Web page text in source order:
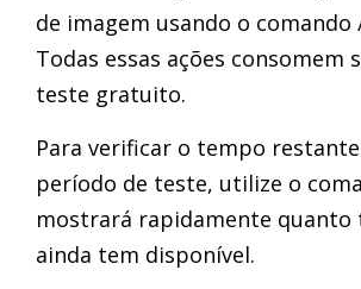
de imagem usando o comando
Todas essas ações consomem
teste gratuito.
Para verificar o tempo restante
período de teste, utilize o
mostrará rapidamente quanto
ainda tem disponível.